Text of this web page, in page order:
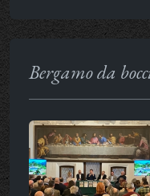
Bergamo da